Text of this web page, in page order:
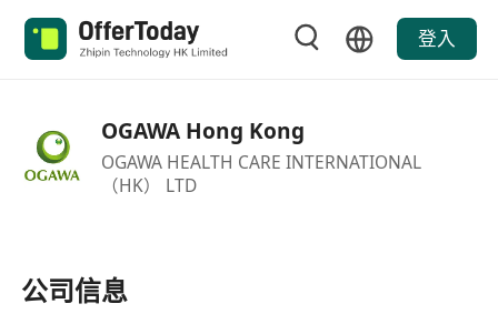
登入
OGAWA Hong Kong
OGAWA HEALTH CARE INTERNATIONAL
（HK） LTD
公司信息